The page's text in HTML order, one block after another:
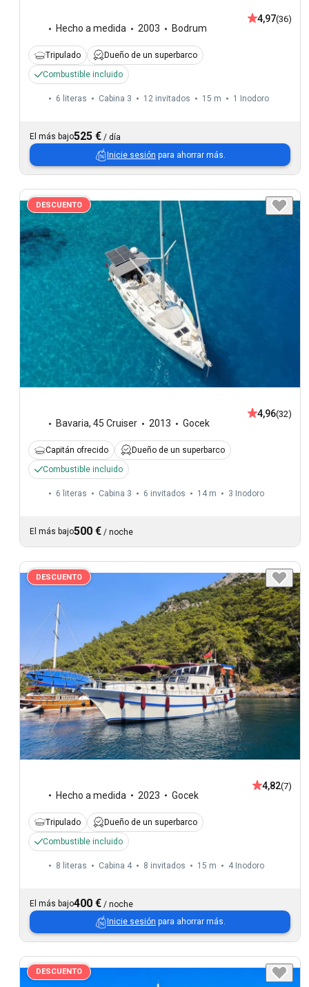
Hecho a medida 2003 Bodrum
4,97(36)
Tripulado
Dueño de un superbarco
Combustible incluido
6 literas Cabina 3 12 invitados 15 m 1 Inodoro
El más bajo525 € / día
Inicie sesión para ahorrar más.
DESCUENTO
Bavaria, 45 Cruiser 2013 Gocek
4,96(32)
Capitán ofrecido
Dueño de un superbarco
Combustible incluido
6 literas Cabina 3 6 invitados 14 m 3 Inodoro
El más bajo500 € / noche
DESCUENTO
Hecho a medida 2023 Gocek
4,82(7)
Tripulado
Dueño de un superbarco
Combustible incluido
8 literas Cabina 4 8 invitados 15 m 4 Inodoro
El más bajo400 € / noche
Inicie sesión para ahorrar más.
DESCUENTO